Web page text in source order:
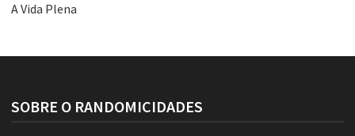
A Vida Plena
SOBRE O RANDOMICIDADES